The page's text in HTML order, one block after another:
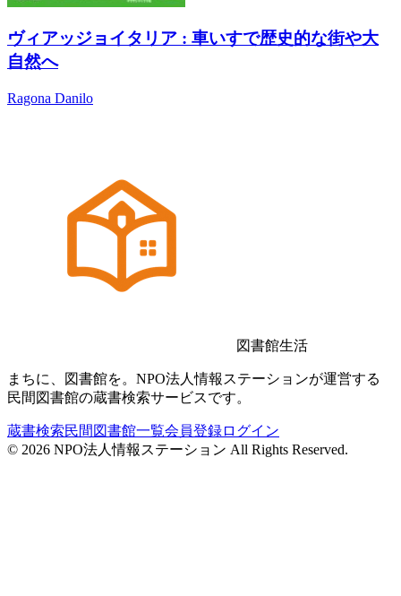
ヴィアッジョイタリア : 車いすで歴史的な街や大
自然へ
Ragona Danilo
図書館生活
まちに、図書館を。NPO法人情報ステーションが運営する
民間図書館の蔵書検索サービスです。
蔵書検索民間図書館一覧会員登録ログイン
© 2026 NPO法人情報ステーション All Rights Reserved.